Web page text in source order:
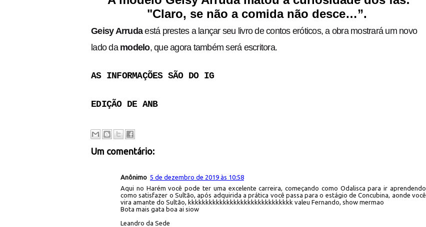
"Claro, se não a comida não desce…”.
Geisy Arrudaestá prestes a lançar seu livro de contos eróticos, a obra mostrará um novo
lado da modelo, que agora também será escritora.
AS INFORMAÇÕES SÃO DO IG
EDIÇÃO DE ANB
Um comentário:
Anônimo 5 de dezembro de 2019 às 10:58
Aqui no Harém você pode ter uma excelente carreira, começando como Odalisca para ir aprendendo
como satisfazer o Sultão, após adquirida a prática você passa para o estágio de Concubina, aonde você
vira amante do Sultão, kkkkkkkkkkkkkkkkkkkkkkkkkkkkkk valeu Fernando, show mermao
Bota mais gata boa ai siow
Leandro da Sede